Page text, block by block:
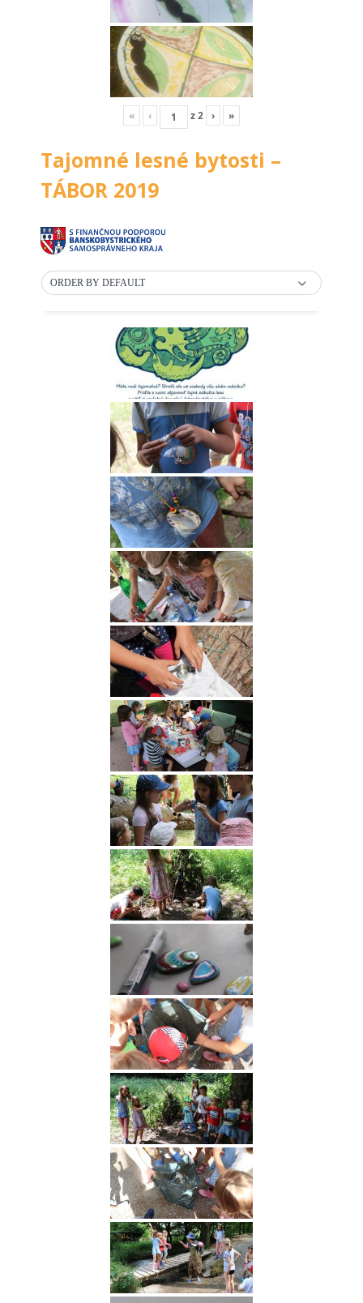
« ‹ z2 › »
Tajomné lesné bytosti –
TÁBOR 2019
ORDER BY DEFAULT